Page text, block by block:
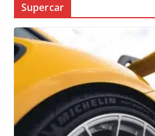
Supercar